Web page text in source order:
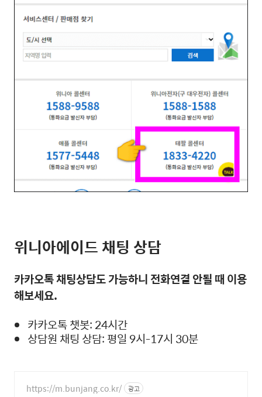
위니아에이드 채팅 상담
카카오톡 채팅상담도 가능하니 전화연결 안될 때 이용
해보세요.
카카오톡 챗봇: 24시간
상담원 채팅 상담: 평일 9시-17시 30분
https://m.bunjang.co.kr/ 광고